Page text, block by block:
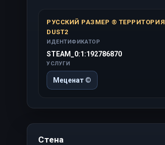
РУССКИЙ РАЗМЕР ® ТЕРРИТОРИЯ
DUST2
ИДЕНТИФИКАТОР
STEAM_0:1:192786870
УСЛУГИ
Меценат ©
Стена